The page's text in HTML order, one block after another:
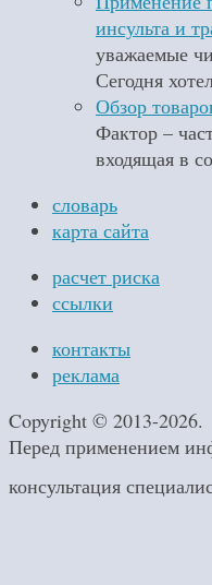
инсульта и
уважаемые
Сегодня
Обзор
Фактор –
входящая в
словарь
карта сайта
расчет риска
ссылки
контакты
реклама
Copyright © 2013-2026.
Перед применением
консультация